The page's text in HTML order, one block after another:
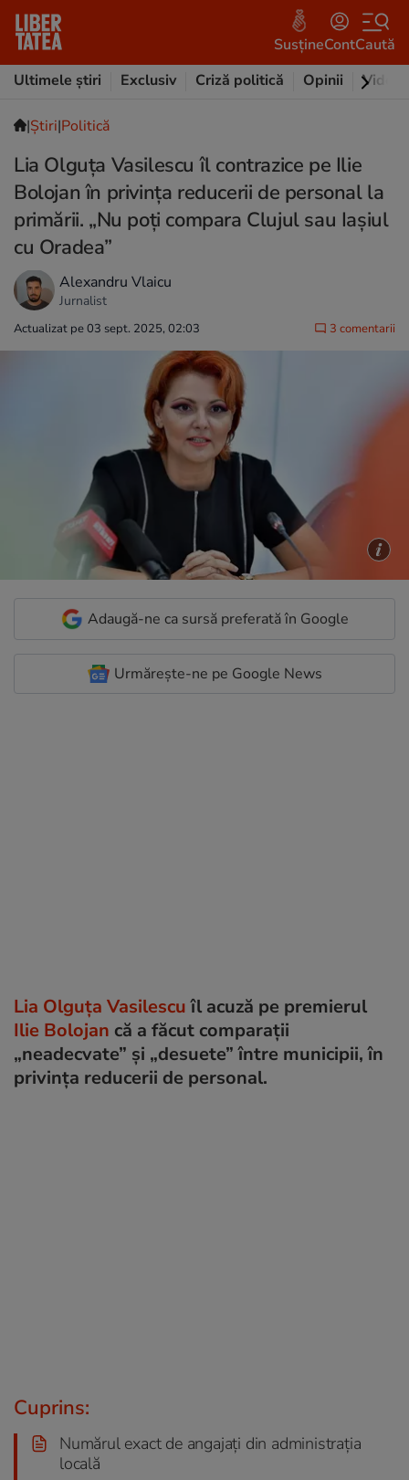
SusțineContCaută
Ultimele știri
Exclusiv Criză politică Opinii Video
|Ştiri|Politică
Lia Olguța Vasilescu îl contrazice pe Ilie
Bolojan în privința reducerii de personal la
primării. „Nu poți compara Clujul sau Iașiul
cu Oradea”
Alexandru Vlaicu
Jurnalist
Actualizat pe 03 sept. 2025, 02:03 3 comentarii
Adaugă-ne ca sursă preferată în Google
Urmărește-ne pe Google News
Lia Olguța Vasilescuîl acuză pe premierul
Ilie Bolojan că a făcut comparații
„neadecvate” și „desuete” între municipii, în
privința reducerii de personal.
Cuprins:
Numărul exact de angajați din administrația
locală